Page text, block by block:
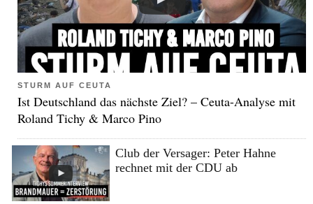
STURM AUF CEUTA
Ist Deutschland das nächste Ziel? – Ceuta-Analyse mit
Roland Tichy & Marco Pino
Club der Versager: Peter Hahne
rechnet mit der CDU ab